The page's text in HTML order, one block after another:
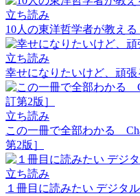
立ち読み
10人の東洋哲学者が教え
立ち読み
幸せになりたいけど、頑張
立ち読み
この一冊で全部わかる
第2版］
立ち読み
１冊目に読みたい デジタ